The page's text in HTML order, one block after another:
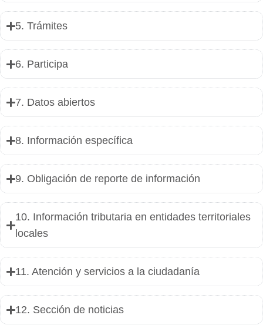
5. Trámites
6. Participa
7. Datos abiertos
8. Información específica
9. Obligación de reporte de información
10. Información tributaria en entidades territoriales
locales
11. Atención y servicios a la ciudadanía
12. Sección de noticias